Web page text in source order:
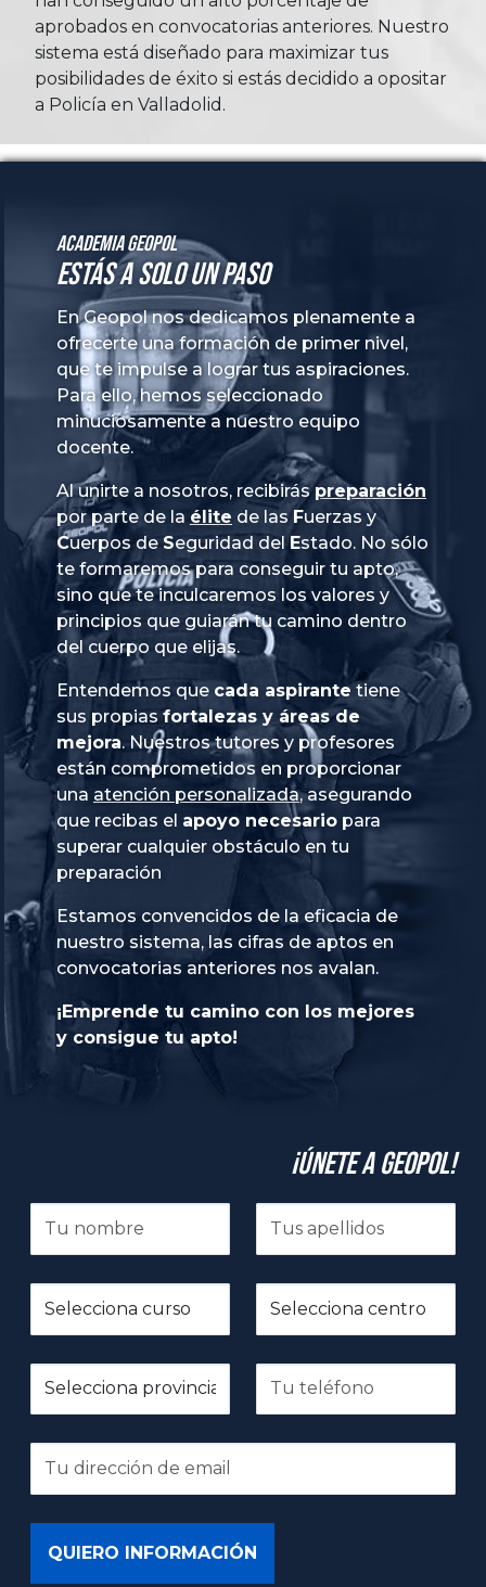
aprobados en convocatorias anteriores. Nuestro
sistema está diseñado para maximizar tus
posibilidades de éxito si estás decidido a opositar
a Policía en Valladolid.
Academia GeoPol
Estás a solo un paso
En Geopol nos dedicamos plenamente a
ofrecerte una formación de primer nivel,
que te impulse a lograr tus aspiraciones.
Para ello, hemos seleccionado
minuciosamente a nuestro equipo
docente.
Al unirte a nosotros, recibiráspreparación
por parte de la élite de las Fuerzas y
Cuerpos de Seguridad del Estado. No sólo
te formaremos para conseguir tu apto,
sino que te inculcaremos los valores y
principios que guiarán tu camino dentro
del cuerpo que elijas.
Entendemos que cada aspirante tiene
sus propias fortalezas y áreas de
mejora. Nuestros tutores y profesores
están comprometidos en proporcionar
una atención personalizada, asegurando
que recibas el apoyo necesario para
superar cualquier obstáculo en tu
preparación
Estamos convencidos de la eficacia de
nuestro sistema, las cifras de aptos en
convocatorias anteriores nos avalan.
¡Emprende tu camino con los mejores
y consigue tu apto!
¡Únete a GeoPol!